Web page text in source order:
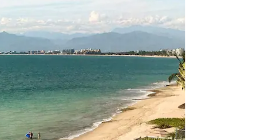
cima e para baixo do teclado ou tocando e deslizando o dedo na tela.